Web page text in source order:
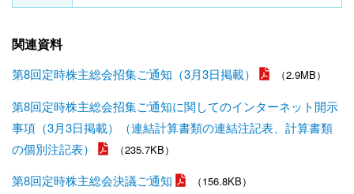
関連資料
第8回定時株主総会招集ご通知（3月3日掲載） （2.9MB）
第8回定時株主総会招集ご通知に関してのインターネット開示
事項（3月3日掲載）（連結計算書類の連結注記表、計算書類
の個別注記表）
（235.7KB）
第8回定時株主総会決議ご通知 （156.8KB）